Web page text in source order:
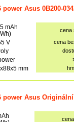
power Asus 0B200-
mAh
cena
V
cena
mm
power Asus